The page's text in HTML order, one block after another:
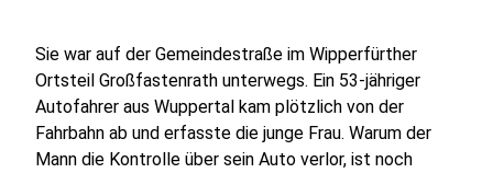
Sie war auf der Gemeindestraße im Wipperfürther
Ortsteil Großfastenrath unterwegs. Ein 53-jähriger
Autofahrer aus Wuppertal kam plötzlich von der
Fahrbahn ab und erfasste die junge Frau. Warum der
Mann die Kontrolle über sein Auto verlor, ist noch